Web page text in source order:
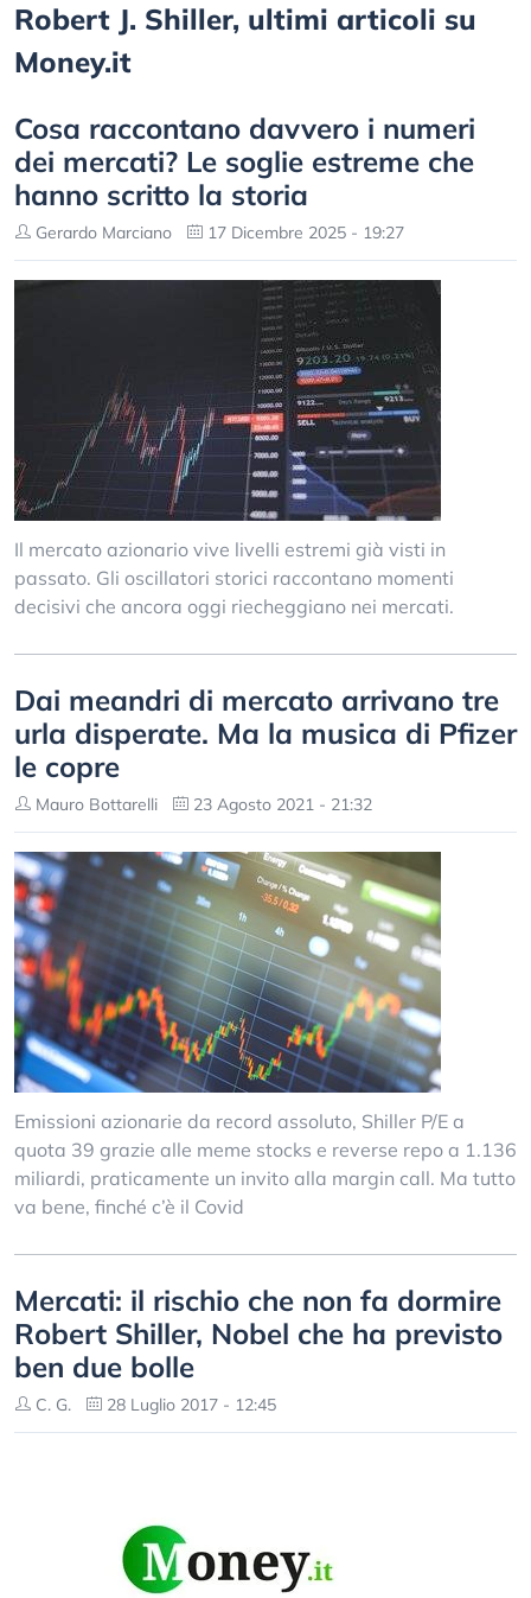
Robert J. Shiller, ultimi articoli su
Money.it
Cosa raccontano davvero i numeri
dei mercati? Le soglie estreme che
hanno scritto la storia
Gerardo Marciano 17 Dicembre 2025 - 19:27
Il mercato azionario vive livelli estremi già visti in
passato. Gli oscillatori storici raccontano momenti
decisivi che ancora oggi riecheggiano nei mercati.
Dai meandri di mercato arrivano tre
urla disperate. Ma la musica di Pfizer
le copre
Mauro Bottarelli 23 Agosto 2021 - 21:32
Emissioni azionarie da record assoluto, Shiller P/E a
quota 39 grazie alle meme stocks e reverse repo a 1.136
miliardi, praticamente un invito alla margin call. Ma tutto
va bene, finché c’è il Covid
Mercati: il rischio che non fa dormire
Robert Shiller, Nobel che ha previsto
ben due bolle
C. G. 28 Luglio 2017 - 12:45